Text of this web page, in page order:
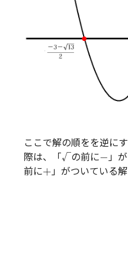
ここで解の順をを逆に
際は、「√の前に−」
前に+
+ 」がついている解